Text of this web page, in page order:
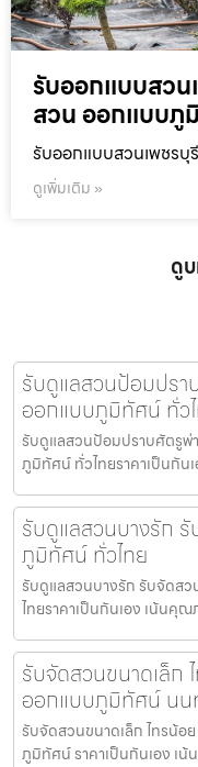
รับออกแบบสวน
สวน ออกแบบภู
รับออกแบบสวนเพชร
ดูเพิ่มเติม »
ดู
รับดูแลสวนป้อมปร
ออกแบบภูมิทัศน์ ทั่ว
รับดูแลสวนป้อมปราบศัตรู
ภูมิทัศน์ ทั่วไทยราคาเป็นกัน
รับดูแลสวนบางรัก
ภูมิทัศน์ ทั่วไทย
รับดูแลสวนบางรัก รับจัดส
ไทยราคาเป็นกันเอง เน้นคุ
รับจัดสวนขนาดเล็ก
ออกแบบภูมิทัศน์ น
รับจัดสวนขนาดเล็ก ไทรน้
ภูมิทัศน์ ราคาเป็นกันเอง เ